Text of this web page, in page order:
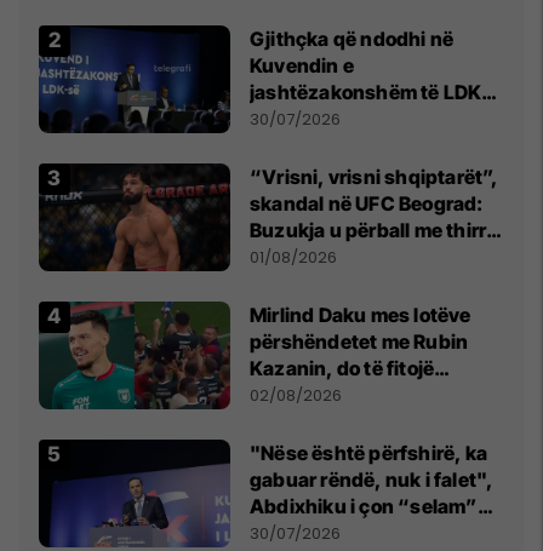
Gjithçka që ndodhi në
Kuvendin e
jashtëzakonshëm të LDK-
së
30/07/2026
“Vrisni, vrisni shqiptarët”,
skandal në UFC Beograd:
Buzukja u përball me thirrje
anti-shqiptare nga
01/08/2026
Mirlind Daku mes lotëve
përshëndetet me Rubin
Kazanin, do të fitojë
miliona te Spartak Moska
02/08/2026
"Nëse është përfshirë, ka
gabuar rëndë, nuk i falet",
Abdixhiku i çon “selam”
Përparim Ramës
30/07/2026